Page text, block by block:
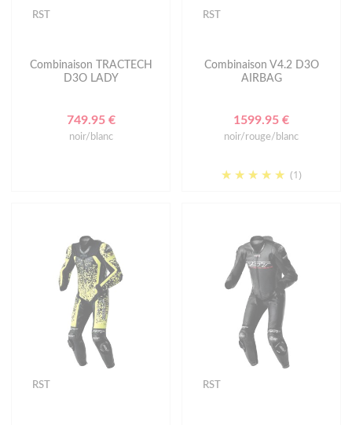
RST
Combinaison TRACTECH
D3O LADY
749.95 €
noir/blanc
RST
Combinaison V4.2 D3O
AIRBAG
1599.95 €
noir/rouge/blanc
(1)
RST RST